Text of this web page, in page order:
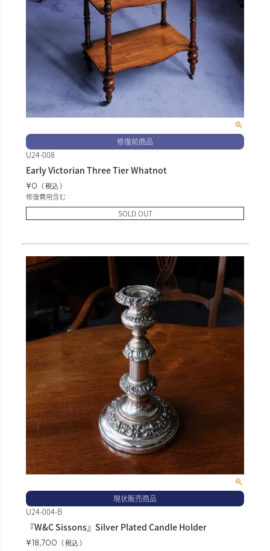
修復前商品
U24-008
Early Victorian Three Tier Whatnot
¥0
税込
修復費用含む
SOLD OUT
現状販売商品
U24-004-B
『W&C Sissons』Silver Plated Candle Holder
¥18,700 税込